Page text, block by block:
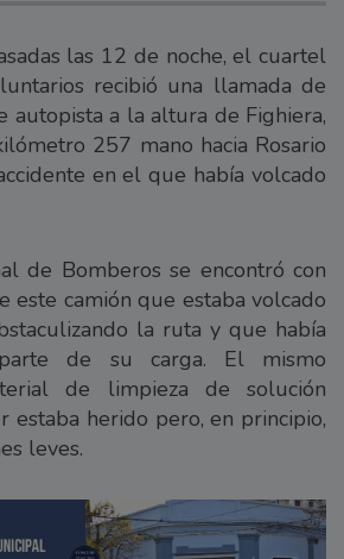
las 12 de noche, el cuartel
recibió una llamada de
autopista a la altura de Fighiera,
257 mano hacia Rosario
en el que había volcado
de Bomberos se encontró con
este camión que estaba volcado
la ruta y que había
de su carga. El mismo
de limpieza de solución
estaba herido pero, en principio,
leves.